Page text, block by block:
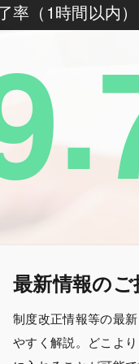
率（1時間以内）
.
最新情報のご
制度改正情報等の最
やすく解説。どこよ